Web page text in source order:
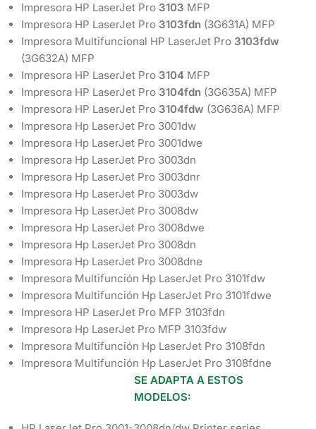
Impresora HP LaserJet Pro 3103 MFP
Impresora HP LaserJet Pro 3103fdn (3G631A) MFP
Impresora Multifuncional HP LaserJet Pro 3103fdw
(3G632A) MFP
Impresora HP LaserJet Pro 3104 MFP
Impresora HP LaserJet Pro 3104fdn (3G635A) MFP
Impresora HP LaserJet Pro 3104fdw (3G636A) MFP
Impresora Hp LaserJet Pro 3001dw
Impresora Hp LaserJet Pro 3001dwe
Impresora Hp LaserJet Pro 3003dn
Impresora Hp LaserJet Pro 3003dnr
Impresora Hp LaserJet Pro 3003dw
Impresora Hp LaserJet Pro 3008dw
Impresora Hp LaserJet Pro 3008dwe
Impresora Hp LaserJet Pro 3008dn
Impresora Hp LaserJet Pro 3008dne
Impresora Multifunción Hp LaserJet Pro 3101fdw
Impresora Multifunción Hp LaserJet Pro 3101fdwe
Impresora HP LaserJet Pro MFP 3103fdn
Impresora Hp LaserJet Pro MFP 3103fdw
Impresora Multifunción Hp LaserJet Pro 3108fdn
Impresora Multifunción Hp LaserJet Pro 3108fdne
SE ADAPTA A ESTOS
MODELOS: